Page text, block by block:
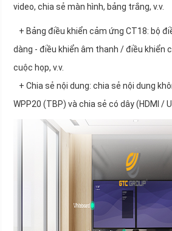
video, chia sẻ màn hình, bảng trắng, v.v.
+ Bảng điều khiển cảm ứng CT18: bộ
dàng - điều khiển âm thanh / điều khiển
cuộc họp, v.v.
+ Chia sẻ nội dung: chia sẻ nội dung
WPP20 (TBP) và chia sẻ có dây (HDMI /